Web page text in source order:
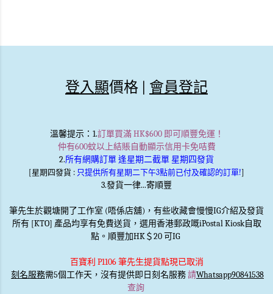
登入顯價格 | 會員登記
溫馨提示：1.訂單買滿 HK$600 即可順豐免運！
仲有600蚊以上結賬自動顯示信用卡免咭費
2.所有網購訂單 逢星期二截單 星期四發貨
[星期四發貨 : 只提供所有星期二下午3點前已付及確認的訂單!]
3.發貨一律...寄順豐
筆先生於觀塘開了工作室 (唔係店舖)，有些收藏會慢慢IG介紹及發貨
所有 [KTO] 產品均享有免費送貨，選用香港郵政嘅iPostal Kiosk自取
點。順豐加HK＄20 可IG
百寶利 P1106 筆先生提貨點現已取消
刻名服務需5個工作天，沒有提供即日刻名服務請Whatsapp90841538
查詢